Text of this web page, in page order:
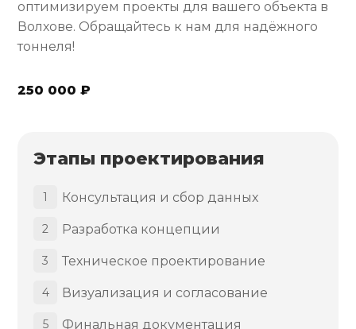
оптимизируем проекты для вашего объекта в
Волхове. Обращайтесь к нам для надёжного
тоннеля!
250 000 ₽
Этапы проектирования
1 Консультация и сбор данных
2 Разработка концепции
3 Техническое проектирование
4 Визуализация и согласование
5 Финальная документация